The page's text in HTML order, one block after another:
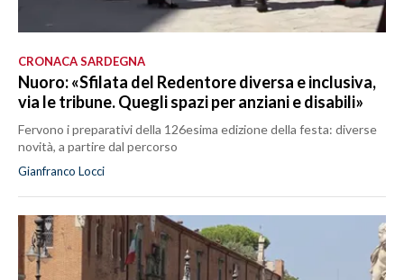
CRONACA SARDEGNA
Nuoro: «Sfilata del Redentore diversa e inclusiva,
via le tribune. Quegli spazi per anziani e disabili»
Fervono i preparativi della 126esima edizione della festa: diverse
novità, a partire dal percorso
Gianfranco Locci